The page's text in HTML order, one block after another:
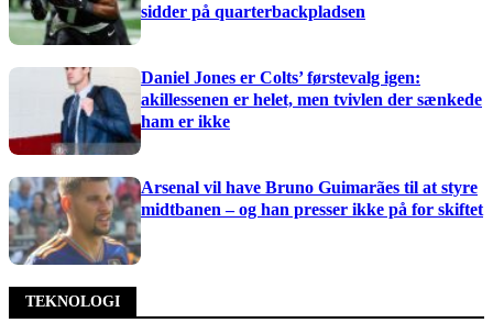
sidder på quarterbackpladsen
Daniel Jones er Colts’ førstevalg igen:
akillessenen er helet, men tvivlen der sænkede
ham er ikke
Arsenal vil have Bruno Guimarães til at styre
midtbanen – og han presser ikke på for skiftet
TEKNOLOGI